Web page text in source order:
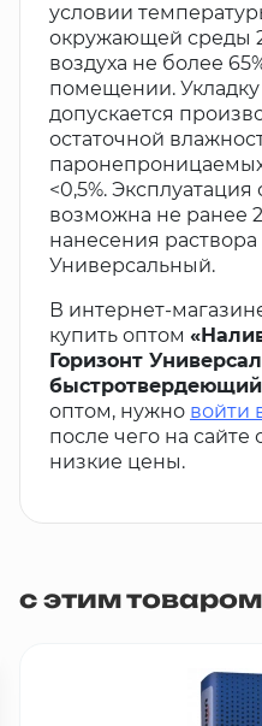
условии
окружающей среды
воздуха не более
помещении.
допускается
остаточной
<0,5%.
возможна не ранее
нанесения раствора
Универсальный.
В интернет-
купить оптом
Горизонт
оптом, нужно войти
после чего на сайте
низкие цены.
с этим